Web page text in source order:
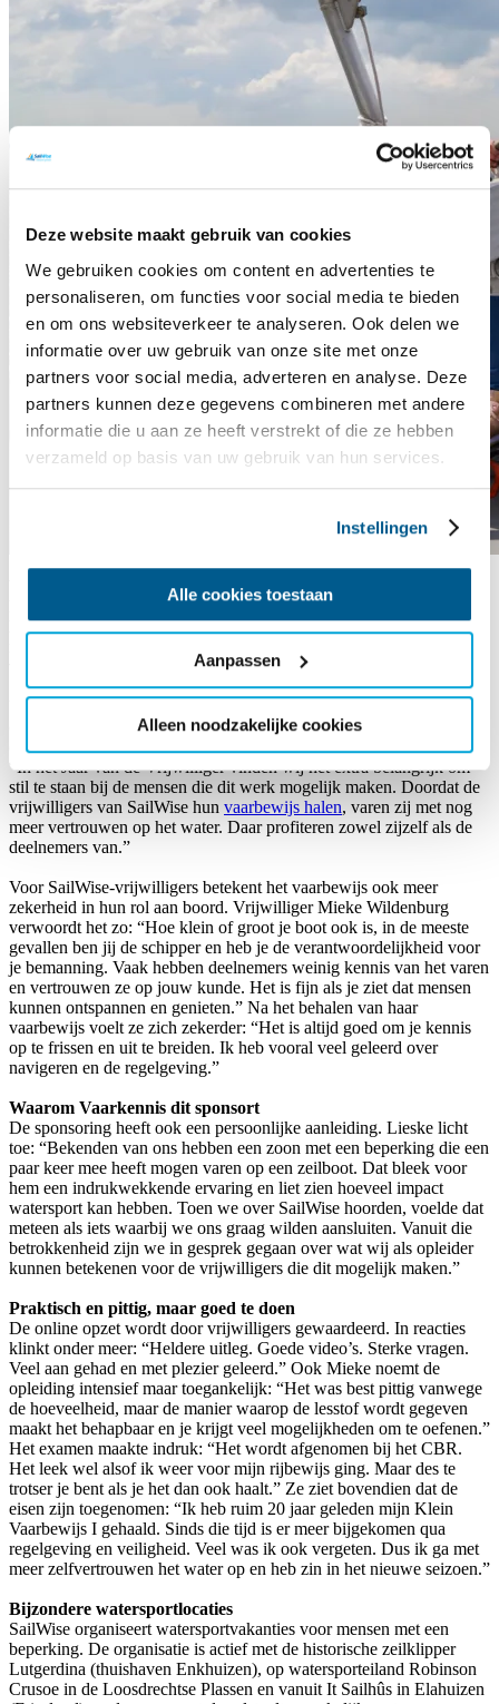
Deze website maakt gebruik van cookies
We gebruiken cookies om content en advertenties te
personaliseren, om functies voor social media te bieden
en om ons websiteverkeer te analyseren. Ook delen we
informatie over uw gebruik van onze site met onze
partners voor social media, adverteren en analyse. Deze
partners kunnen deze gegevens combineren met andere
informatie die u aan ze heeft verstrekt of die ze hebben
verzameld op basis van uw gebruik van hun services.
Instellingen
Alle cookies toestaan
Aanpassen
Alleen noodzakelijke cookies
Vrijwilligers van SailWise kunnen via opleider
kosteloos een online opleiding volgen ter voorbereiding op het
Klein Vaarbewijs I of II. Inmiddels zijn 56 vrijwilligers gestart
vrijwilligers. De eerste vaarbewijzen zijn al behaald.
Vaarkennis is opleider in watersportkennis en CBR-
examenvoorbereiding en biedt online cursussen ter voorbereiding op
onder andere Klein Vaarbewijs I en II. Lieske Sterk van Vaarkennis:
“In het Jaar van de Vrijwilliger vinden wij het extra belangrijk om
stil te staan bij de mensen die dit werk mogelijk maken. Doordat de
vrijwilligers van SailWise hun vaarbewijs halen, varen zij met nog
meer vertrouwen op het water. Daar profiteren zowel zijzelf als de
deelnemers van.”
Voor SailWise-vrijwilligers betekent het vaarbewijs ook meer
zekerheid in hun rol aan boord. Vrijwilliger Mieke Wildenburg
verwoordt het zo: “Hoe klein of groot je boot ook is, in de meeste
gevallen ben jij de schipper en heb je de verantwoordelijkheid voor
je bemanning. Vaak hebben deelnemers weinig kennis van het varen
en vertrouwen ze op jouw kunde. Het is fijn als je ziet dat mensen
kunnen ontspannen en genieten.” Na het behalen van haar
vaarbewijs voelt ze zich zekerder: “Het is altijd goed om je kennis
op te frissen en uit te breiden. Ik heb vooral veel geleerd over
navigeren en de regelgeving.”
Waarom Vaarkennis dit sponsort
De sponsoring heeft ook een persoonlijke aanleiding. Lieske licht
toe: “Bekenden van ons hebben een zoon met een beperking die een
paar keer mee heeft mogen varen op een zeilboot. Dat bleek voor
hem een indrukwekkende ervaring en liet zien hoeveel impact
watersport kan hebben. Toen we over SailWise hoorden, voelde dat
meteen als iets waarbij we ons graag wilden aansluiten. Vanuit die
betrokkenheid zijn we in gesprek gegaan over wat wij als opleider
kunnen betekenen voor de vrijwilligers die dit mogelijk maken.”
Praktisch en pittig, maar goed te doen
De online opzet wordt door vrijwilligers gewaardeerd. In reacties
klinkt onder meer: “Heldere uitleg. Goede video’s. Sterke vragen.
Veel aan gehad en met plezier geleerd.” Ook Mieke noemt de
opleiding intensief maar toegankelijk: “Het was best pittig vanwege
de hoeveelheid, maar de manier waarop de lesstof wordt gegeven
maakt het behapbaar en je krijgt veel mogelijkheden om te oefenen.”
Het examen maakte indruk: “Het wordt afgenomen bij het CBR.
Het leek wel alsof ik weer voor mijn rijbewijs ging. Maar des te
trotser je bent als je het dan ook haalt.” Ze ziet bovendien dat de
eisen zijn toegenomen: “Ik heb ruim 20 jaar geleden mijn Klein
Vaarbewijs I gehaald. Sinds die tijd is er meer bijgekomen qua
regelgeving en veiligheid. Veel was ik ook vergeten. Dus ik ga met
meer zelfvertrouwen het water op en heb zin in het nieuwe seizoen.”
Bijzondere watersportlocaties
SailWise organiseert watersportvakanties voor mensen met een
beperking. De organisatie is actief met de historische zeilklipper
Lutgerdina (thuishaven Enkhuizen), op watersporteiland Robinson
Crusoe in de Loosdrechtse Plassen en vanuit It Sailhûs in Elahuizen